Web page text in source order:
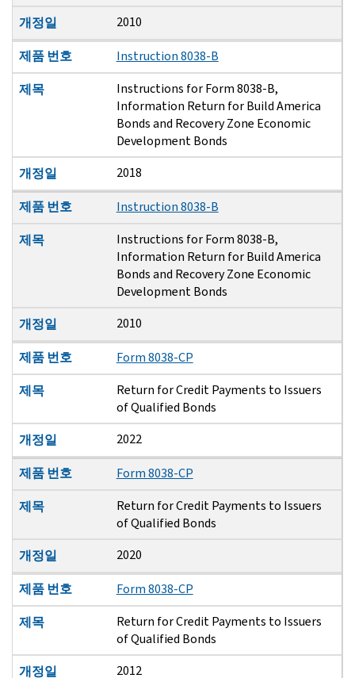
개정일
2010
제품 번호
Instruction 8038-B
제목
Instructions for Form 8038-B,
Information Return for Build America
Bonds and Recovery Zone Economic
Development Bonds
개정일
2018
제품 번호
Instruction 8038-B
제목
Instructions for Form 8038-B,
Information Return for Build America
Bonds and Recovery Zone Economic
Development Bonds
개정일
2010
제품 번호
Form 8038-CP
제목
Return for Credit Payments to Issuers
of Qualified Bonds
개정일
2022
제품 번호
Form 8038-CP
제목
Return for Credit Payments to Issuers
of Qualified Bonds
개정일
2020
제품 번호
Form 8038-CP
제목
Return for Credit Payments to Issuers
of Qualified Bonds
개정일
2012